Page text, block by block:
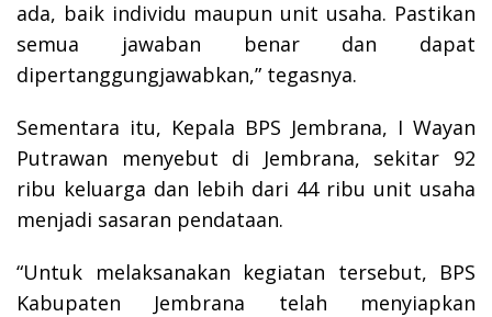
ada, baik individu maupun unit usaha. Pastikan
semua jawaban benar dan dapat
dipertanggungjawabkan,” tegasnya.
Sementara itu, Kepala BPS Jembrana, I Wayan
Putrawan menyebut di Jembrana, sekitar 92
ribu keluarga dan lebih dari 44 ribu unit usaha
menjadi sasaran pendataan.
“Untuk melaksanakan kegiatan tersebut, BPS
Kabupaten Jembrana telah menyiapkan